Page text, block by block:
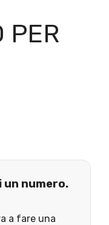
PER
un numero.
a fare una